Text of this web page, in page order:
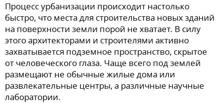
Процесс урбанизации происходит настолько
быстро, что места для строительства новых зданий
на поверхности земли порой не хватает. В силу
этого архитекторами и строителями активно
захватывается подземное пространство, скрытое
от человеческого глаза. Чаще всего под землей
размещают не обычные жилые дома или
развлекательные центры, а различные научные
лаборатории.